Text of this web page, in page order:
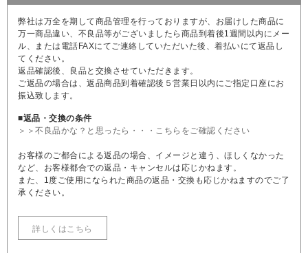
弊社は万全を期して商品管理を行っておりますが、お届けした商品に
万一商品違い、不良品等がございましたら商品到着後1週間以内にメー
ル、または電話FAXにてご連絡していただいた後、着払いにて返品し
てください。
返品確認後、良品と交換させていただきます。
ご返品の場合は、返品商品到着確認後５営業日以内にご指定口座にお
振込致します。
■返品・交換の条件
＞＞不良品かな？と思ったら・・・こちらをご確認ください
お客様のご都合による返品の場合、イメージと違う、ほしくなかった
など、お客様都合での返品・キャンセルは応じかねます。
また、1度ご使用になられた商品の返品・交換も応じかねますのでご了
承ください。
詳しくはこちら